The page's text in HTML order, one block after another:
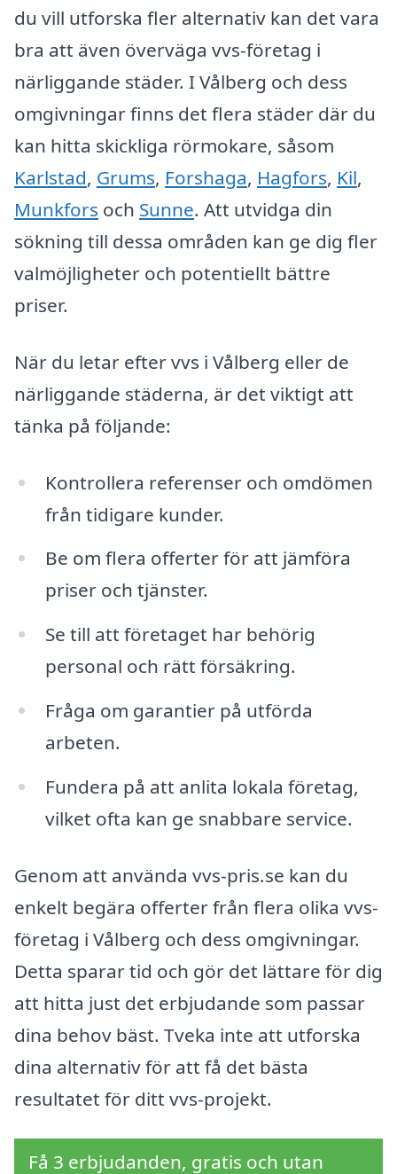
du vill utforska fler alternativ kan det vara
bra att även överväga vvs-företag i
närliggande städer. I Vålberg och dess
omgivningar finns det flera städer där du
kan hitta skickliga rörmokare, såsom
Karlstad, Grums, Forshaga, Hagfors, Kil,
Munkfors och Sunne. Att utvidga din
sökning till dessa områden kan ge dig fler
valmöjligheter och potentiellt bättre
priser.
När du letar efter vvs i Vålberg eller de
närliggande städerna, är det viktigt att
tänka på följande:
Kontrollera referenser och omdömen
från tidigare kunder.
Be om flera offerter för att jämföra
priser och tjänster.
Se till att företaget har behörig
personal och rätt försäkring.
Fråga om garantier på utförda
arbeten.
Fundera på att anlita lokala företag,
vilket ofta kan ge snabbare service.
Genom att använda vvs-pris.se kan du
enkelt begära offerter från flera olika vvs-
företag i Vålberg och dess omgivningar.
Detta sparar tid och gör det lättare för dig
att hitta just det erbjudande som passar
dina behov bäst. Tveka inte att utforska
dina alternativ för att få det bästa
resultatet för ditt vvs-projekt.
Få 3 erbjudanden, gratis och utan